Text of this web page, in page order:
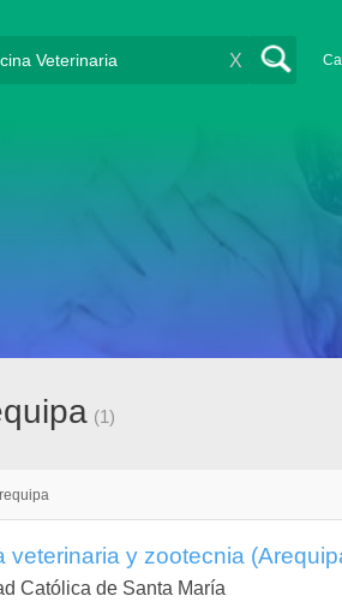
X
(1)
veterinaria y zootecnia
Católica de Santa María